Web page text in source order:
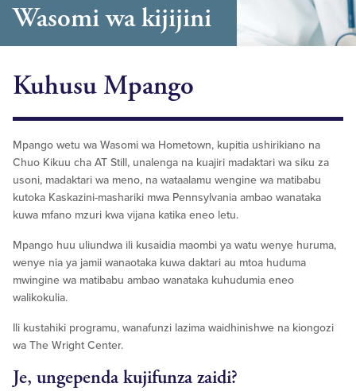
Wasomi wa kijijini
Kuhusu Mpango
Mpango wetu wa Wasomi wa Hometown, kupitia ushirikiano na
Chuo Kikuu cha AT Still, unalenga na kuajiri madaktari wa siku za
usoni, madaktari wa meno, na wataalamu wengine wa matibabu
kutoka Kaskazini-mashariki mwa Pennsylvania ambao wanataka
kuwa mfano mzuri kwa vijana katika eneo letu.
Mpango huu uliundwa ili kusaidia maombi ya watu wenye huruma,
wenye nia ya jamii wanaotaka kuwa daktari au mtoa huduma
mwingine wa matibabu ambao wanataka kuhudumia eneo
walikokulia.
Ili kustahiki programu, wanafunzi lazima waidhinishwe na kiongozi
wa The Wright Center.
Je, ungependa kujifunza zaidi?